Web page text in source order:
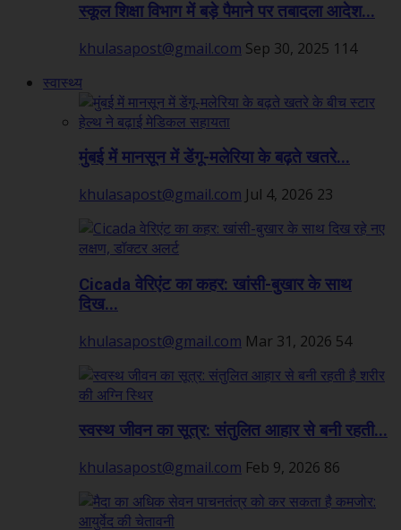
स्कूल शिक्षा विभाग में बड़े पैमाने पर तबादला आदेश...
khulasapost@gmail.com Sep 30, 2025 114
स्वास्थ्य
मुंबई में मानसून में डेंगू-मलेरिया के बढ़ते खतरे...
khulasapost@gmail.com Jul 4, 2026 23
Cicada वेरिएंट का कहर: खांसी-बुखार के साथ
दिख...
khulasapost@gmail.com Mar 31, 2026 54
स्वस्थ जीवन का सूत्र: संतुलित आहार से बनी रहती...
khulasapost@gmail.com Feb 9, 2026 86